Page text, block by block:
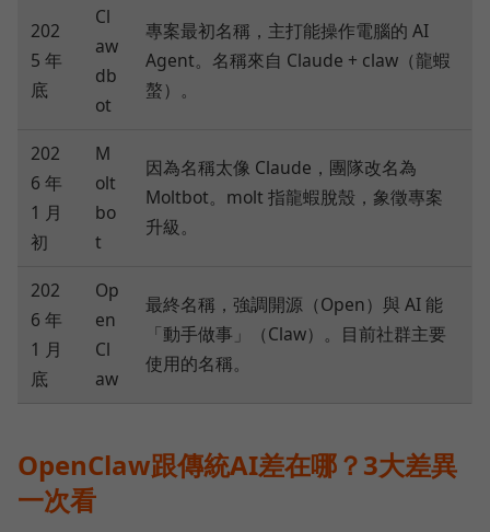
202
5 年
底
Cl
aw
db
ot
專案最初名稱，主打能操作電腦的 AI
Agent。名稱來自 Claude + claw（龍蝦
螯）。
202
6 年
1 月
初
M
olt
bo
t
因為名稱太像 Claude，團隊改名為
Moltbot。molt 指龍蝦脫殼，象徵專案
升級。
202
6 年
1 月
底
Op
en
Cl
aw
最終名稱，強調開源（Open）與 AI 能
「動手做事」（Claw）。目前社群主要
使用的名稱。
OpenClaw跟傳統AI差在哪？3大差異
一次看